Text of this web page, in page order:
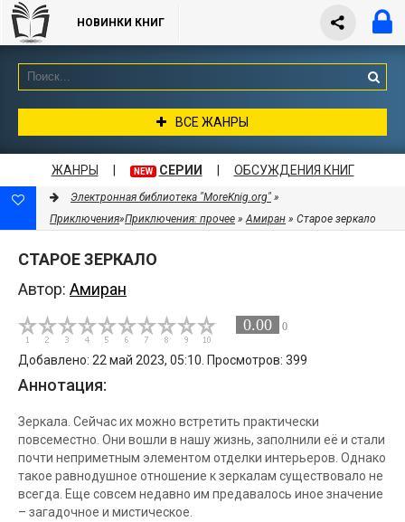
НОВИНКИ КНИГ
ВСЕ ЖАНРЫ
ЖАНРЫ NEW СЕРИИ ОБСУЖДЕНИЯ КНИГ
Электронная библиотека "MoreKnig.org" »
Приключения»Приключения: прочее »Амиран » Старое зеркало
СТАРОЕ ЗЕРКАЛО
Автор: Амиран
0.00 0
Добавлено: 22 май 2023, 05:10. Просмотров: 399
Аннотация:
Зеркала. Сейчас их можно встретить практически
повсеместно. Они вошли в нашу жизнь, заполнили её и стали
почти неприметным элементом отделки интерьеров. Однако
такое равнодушное отношение к зеркалам существовало не
всегда. Еще совсем недавно им предавалось иное значение
– загадочное и мистическое.